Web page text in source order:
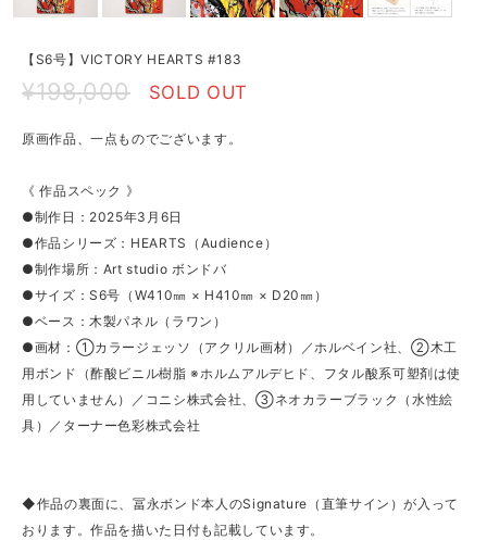
【S6号】VICTORY HEARTS #183
¥198,000 SOLD OUT
原画作品、一点ものでございます。
《 作品スペック 》
●制作日：2025年3月6日
●作品シリーズ：HEARTS（Audience）
●制作場所：Art studio ボンドバ
●サイズ：S6号（W410㎜ × H410㎜ × D20㎜）
●ベース：木製パネル（ラワン）
●画材：①カラージェッソ（アクリル画材）／ホルベイン社、②木工
用ボンド（酢酸ビニル樹脂 ※ホルムアルデヒド、フタル酸系可塑剤は使
用していません）／コニシ株式会社、③ネオカラーブラック（水性絵
具）／ターナー色彩株式会社
◆作品の裏面に、冨永ボンド本人のSignature（直筆サイン）が入って
おります。作品を描いた日付も記載しています。